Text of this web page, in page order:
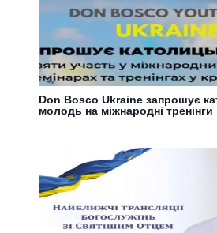
Don Bosco Ukraine запрошує
молодь на міжнародні тренінги